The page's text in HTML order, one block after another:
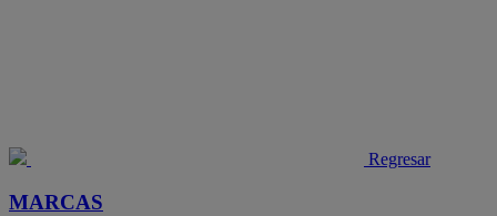
Regresar
MARCAS